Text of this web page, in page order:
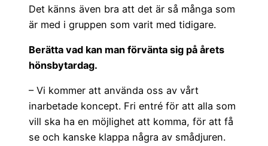
Det känns även bra att det är så många som
är med i gruppen som varit med tidigare.
Berätta vad kan man förvänta sig på årets
hönsbytardag.
– Vi kommer att använda oss av vårt
inarbetade koncept. Fri entré för att alla som
vill ska ha en möjlighet att komma, för att få
se och kanske klappa några av smådjuren.